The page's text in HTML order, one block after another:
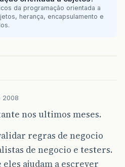
da programação orientada a
herança, encapsulamento e
2008
nos ultimos meses.
regras de negocio
de negocio e testers.
eles ajudam a escrever